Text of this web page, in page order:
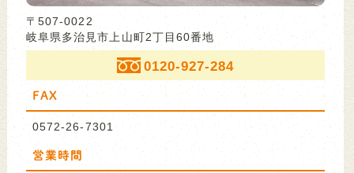
〒507-0022
岐阜県多治見市上山町2丁目60番地
0120-927-284
FAX
0572-26-7301
営業時間